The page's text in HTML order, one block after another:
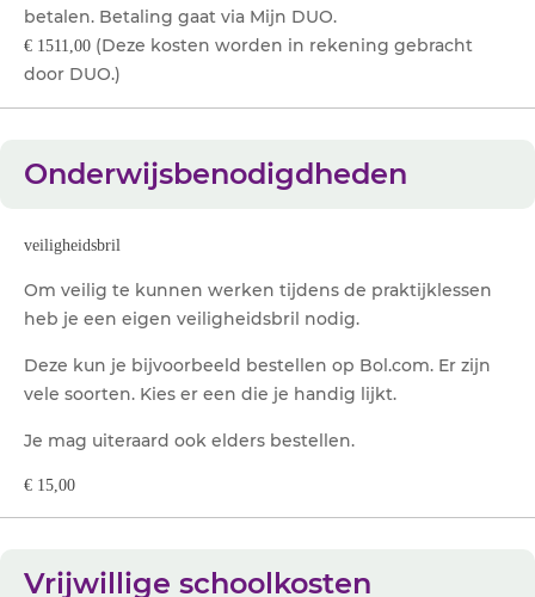
betalen. Betaling gaat via Mijn DUO.
€ 1511,00 (Deze kosten worden in rekening gebracht
door DUO.)
Onderwijsbenodigdheden
veiligheidsbril
Om veilig te kunnen werken tijdens de praktijklessen
heb je een eigen veiligheidsbril nodig.
Deze kun je bijvoorbeeld bestellen op Bol.com. Er zijn
vele soorten. Kies er een die je handig lijkt.
Je mag uiteraard ook elders bestellen.
€ 15,00
Vrijwillige schoolkosten